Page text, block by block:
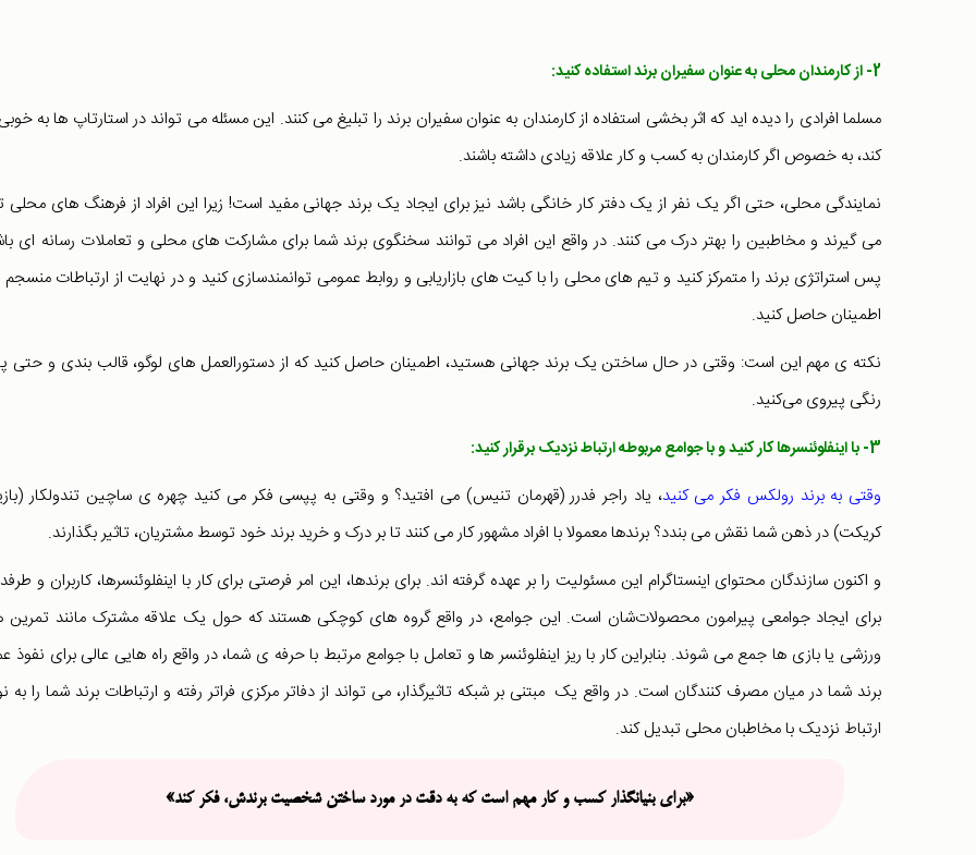
2- از کارمندان محلی به عنوان سفیران برند استفاده کنید:
مسلما افرادی را دیده اید که اثر بخشی استفاده از کارمندان به عنوان سفیران برند را تبلیغ می کنند. این مسئله می تواند در استارتاپ ها به
کند، به خصوص اگر کارمندان به کسب و کار علاقه زیادی داشته باشند.
نمایندگی محلی، حتی اگر یک نفر از یک دفتر کار خانگی باشد نیز برای ایجاد یک برند جهانی مفید است! زیرا این افراد از فرهنگ های محلی
می گیرند و مخاطبین را بهتر درک می کنند. در واقع این افراد می توانند سخنگوی برند شما برای مشارکت های محلی و تعاملات رسانه ای
پس استراتژی برند را متمرکز کنید و تیم های محلی را با کیت های بازاریابی و روابط عمومی توانمندسازی کنید و در نهایت از ارتباطات منسجم
اطمینان حاصل کنید.
نکته ی مهم این است: وقتی در حال ساختن یک برند جهانی هستید، اطمینان حاصل کنید که از دستورالعمل های لوگو، قالب بندی و حتی
رنگی پیروی می‌کنید.
3- با اینفلوئنسرها کار کنید و با جوامع مربوطه ارتباط نزدیک برقرار کنید:
وقتی به برند رولکس فکر می کنید، یاد راجر فدرر (قهرمان تنیس) می افتید؟ و وقتی به پپسی فکر می کنید چهره ی ساچین تندولکار
کریکت) در ذهن شما نقش می بندد؟ برندها معمولا با افراد مشهور کار می کنند تا بر درک و خرید برند خود توسط مشتریان، تاثیر بگذارند.
و اکنون سازندگان محتوای اینستاگرام این مسئولیت را بر عهده گرفته اند. برای برندها، این امر فرصتی برای کار با اینفلوئنسرها، کاربران و
برای ایجاد جوامعی پیرامون محصولات‌شان است. این جوامع، در واقع گروه های کوچکی هستند که حول یک علاقه مشترک مانند تمرین
ورزشی یا بازی ها جمع می شوند. بنابراین کار با ریز اینفلوئنسر ها و تعامل با جوامع مرتبط با حرفه ی شما، در واقع راه هایی عالی برای نفوذ
برند شما در میان مصرف کنندگان است. در واقع یک مبتنی بر شبکه تاثیرگذار، می تواند از دفاتر مرکزی فراتر رفته و ارتباطات برند شما را به
ارتباط نزدیک با مخاطبان محلی تبدیل کند.
«برای بنیانگذار کسب و کار مهم است که به دقت در مورد ساختن شخصیت برندش، فکر کند»